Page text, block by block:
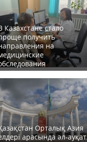
Казахстане стало
получить
на
Орталық Азия
арасында әл-ауқат